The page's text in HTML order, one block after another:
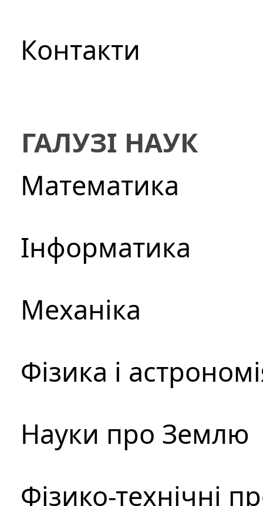
Контакти
ГАЛУЗІ НАУК
Математика
Інформатика
Механіка
Фізика і
Науки про Землю
Фізико-технічні